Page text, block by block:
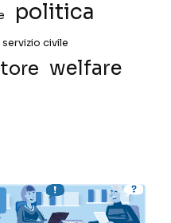
politica
servizio civile
welfare